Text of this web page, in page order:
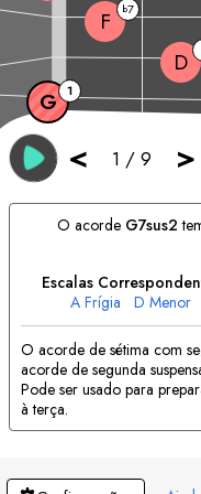
< 1 / 9 >
G 1
D
F b7
O acorde G7sus2
Escalas
A Frígia D Menor
O acorde de sétima com
acorde de segunda
Pode ser usado para
à terça.